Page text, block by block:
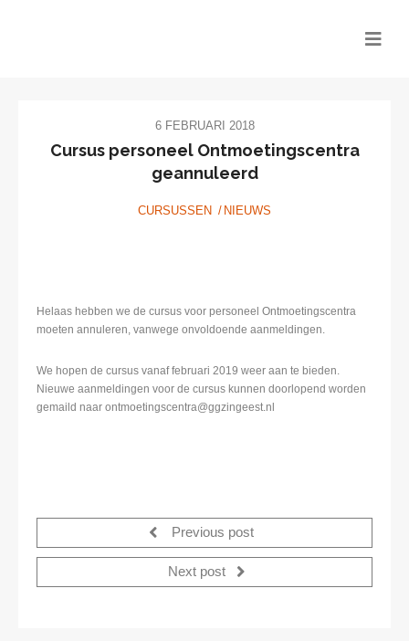
6 FEBRUARI 2018
Cursus personeel Ontmoetingscentra
geannuleerd
CURSUSSEN NIEUWS
Helaas hebben we de cursus voor personeel Ontmoetingscentra
moeten annuleren, vanwege onvoldoende aanmeldingen.
We hopen de cursus vanaf februari 2019 weer aan te bieden.
Nieuwe aanmeldingen voor de cursus kunnen doorlopend worden
gemaild naar ontmoetingscentra@ggzingeest.nl
Previous post
Next post